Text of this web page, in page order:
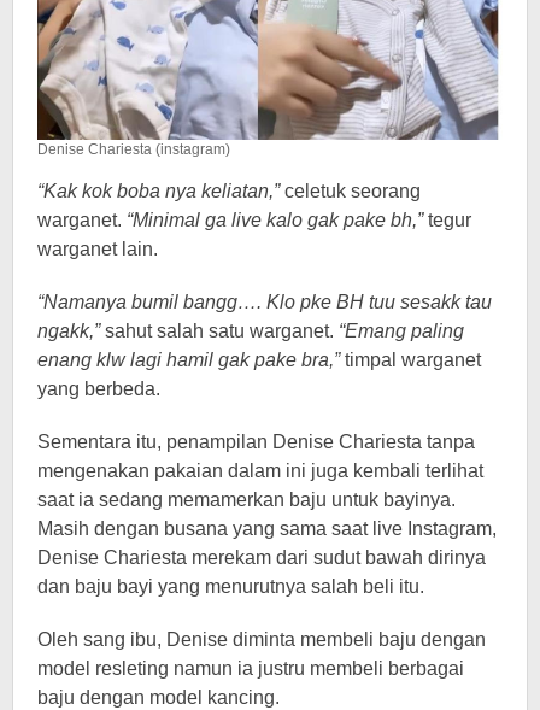
Denise Chariesta (instagram)
“Kak kok boba nya keliatan,”celetuk seorang
warganet. “Minimal ga live kalo gak pake bh,”tegur
warganet lain.
“Namanya bumil bangg…. Klo pke BH tuu sesakk tau
ngakk,”sahut salah satu warganet. “Emang paling
enang klw lagi hamil gak pake bra,”timpal warganet
yang berbeda.
Sementara itu, penampilan Denise Chariesta tanpa
mengenakan pakaian dalam ini juga kembali terlihat
saat ia sedang memamerkan baju untuk bayinya.
Masih dengan busana yang sama saat live Instagram,
Denise Chariesta merekam dari sudut bawah dirinya
dan baju bayi yang menurutnya salah beli itu.
Oleh sang ibu, Denise diminta membeli baju dengan
model resleting namun ia justru membeli berbagai
baju dengan model kancing.